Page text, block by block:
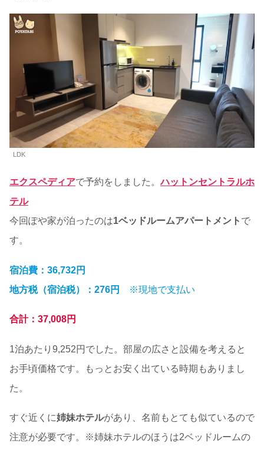
LDK
エクスペディアで予約をしました。ハットンセントラルホ
テル
今回ぽや家が泊ったのは1ベッドルームアパートメント で
す。
宿泊費：36,732円
地方税（宿泊税）：276円
※現地で支払い
合計：37,008円
1泊あたり9,252円でした。部屋の広さと設備を考えると
お手頃価格です。もっとお安く出ている時期もありまし
た。
すぐ近くに姉妹ホテルがあり、名前もとても似ているので
注意が必要です。※姉妹ホテルのほうは2ベッドルームの